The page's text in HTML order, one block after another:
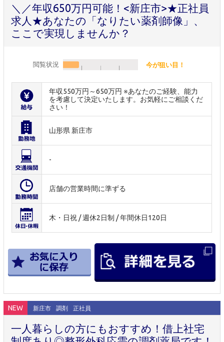
＼／年収650万円可能！<新庄市>★正社員
求人★あなたの「なりたい薬剤師像」、
ここで実現しませんか？
閲覧状況 今が狙い目！
年収550万円～650万円 ※あなたのご経験、能力
を考慮して決定いたします。お気軽にご相談くだ
さい！
山形県 新庄市
-
店舗の営業時間に準ずる
木・日祝 / 週休2日制 / 年間休日120日
NEW 新庄市 調剤 正社員
一人暮らしの方にもおすすめ！借上社宅